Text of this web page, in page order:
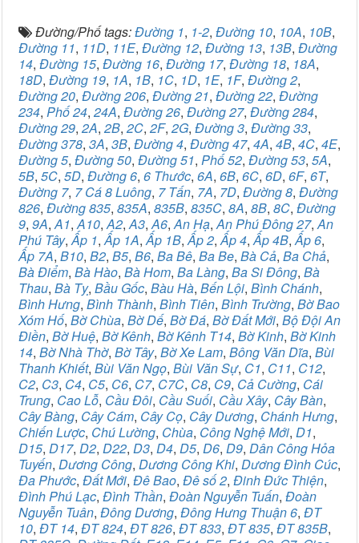
Đường/Phố tags:Đường 1, 1-2, Đường 10, 10A, 10B,
Đường 11, 11D, 11E, Đường 12, Đường 13, 13B, Đường
14, Đường 15, Đường 16, Đường 17, Đường 18, 18A,
18D, Đường 19, 1A, 1B, 1C, 1D, 1E, 1F, Đường 2,
Đường 20, Đường 206, Đường 21, Đường 22, Đường
234, Phố 24, 24A, Đường 26, Đường 27, Đường 284,
Đường 29, 2A, 2B, 2C, 2F, 2G, Đường 3, Đường 33,
Đường 378, 3A, 3B, Đường 4, Đường 47, 4A, 4B, 4C, 4E,
Đường 5, Đường 50, Đường 51, Phố 52, Đường 53, 5A,
5B, 5C, 5D, Đường 6, 6 Thước, 6A, 6B, 6C, 6D, 6F, 6T,
Đường 7, 7 Cá 8 Luông, 7 Tấn, 7A, 7D, Đường 8, Đường
826, Đường 835, 835A, 835B, 835C, 8A, 8B, 8C, Đường
9, 9A,A1,A10,A2,A3,A6,An Hạ,An Phú Đông 27,An
Phú Tây,Ấp 1,Ấp 1A,Ấp 1B,Ấp 2,Ấp 4,Ấp 4B,Ấp 6,
Ấp 7A, B10, B2, B5, B6, Ba Bê, Ba Be, Bà Cả, Ba Chả,
Bà Điểm, Bà Hào, Bà Hom, Ba Làng, Ba Si Đông, Bà
Thau, Bà Tỵ, Bầu Gốc, Bàu Hà, Bến Lội, Bình Chánh,
Bình Hưng, Bình Thành, Bình Tiên, Bình Trường, Bờ Bao
Xóm Hố, Bờ Chùa, Bờ Dế, Bờ Đá, Bờ Đất Mới, Bộ Đội An
Điền, Bờ Huệ, Bờ Kênh, Bờ Kênh T14, Bờ Kinh, Bờ Kinh
14, Bờ Nhà Thờ, Bờ Tây, Bờ Xe Lam, Bông Văn Dĩa, Bùi
Thanh Khiết, Bùi Văn Ngọ, Bùi Văn Sự, C1, C11, C12,
C2, C3, C4, C5, C6, C7, C7C, C8, C9, Cả Cường, Cái
Trung, Cao Lỗ, Cầu Đôi, Cầu Suối, Cầu Xây, Cây Bàn,
Cây Bàng, Cây Cám, Cây Cọ, Cây Dương, Chánh Hưng,
Chiến Lược, Chú Lường, Chùa, Công Nghệ Mới, D1,
D15, D17, D2, D22, D3, D4, D5, D6, D9, Dân Công Hỏa
Tuyến, Dương Công, Dương Công Khi, Dương Đình Cúc,
Đa Phước, Đất Mới, Đê Bao, Đê số 2, Đinh Đức Thiện,
Đình Phú Lạc, Đình Thần, Đoàn Nguyễn Tuấn, Đoàn
Nguyễn Tuân, Đông Dương, Đông Hưng Thuận 6, ĐT
10, ĐT 14, ĐT 824, ĐT 826, ĐT 833, ĐT 835, ĐT 835B,